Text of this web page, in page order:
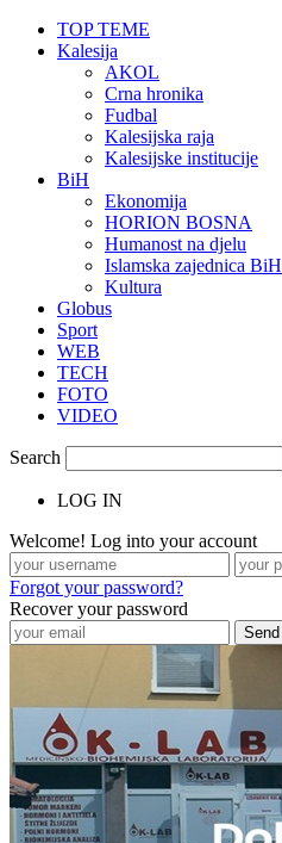
TOP TEME
Kalesija
AKOL
Crna hronika
Fudbal
Kalesijska raja
Kalesijske institucije
BiH
Ekonomija
HORION BOSNA
Humanost na djelu
Islamska zajednica BiH
Kultura
Globus
Sport
WEB
TECH
FOTO
VIDEO
Search
LOG IN
Welcome! Log into your account
Forgot your password?
Recover your password